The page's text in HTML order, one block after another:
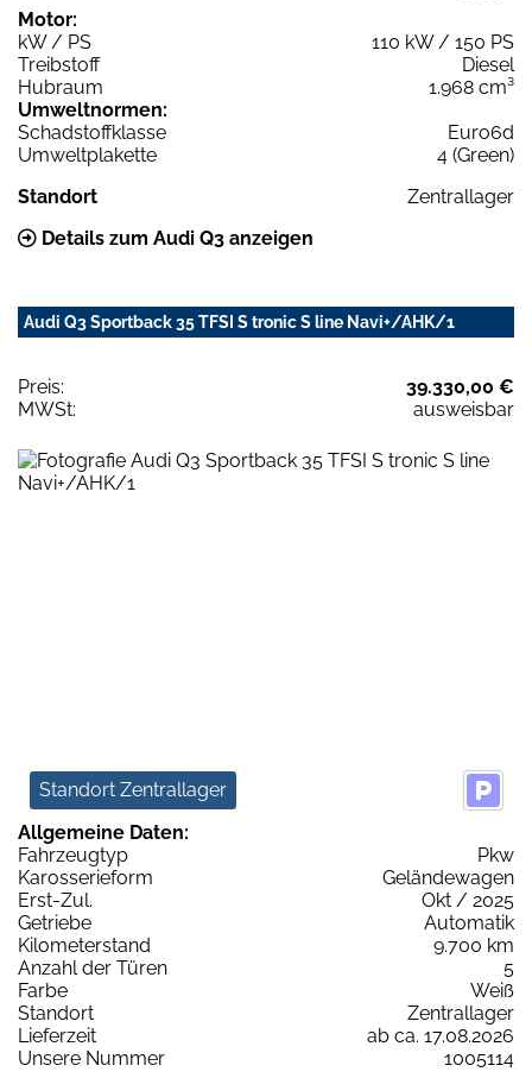
Motor:
kW / PS
110 kW / 150 PS
Treibstoff
Diesel
Hubraum
1.968 cm³
Umweltnormen:
Schadstoffklasse
Euro6d
Umweltplakette
4 (Green)
Standort
Zentrallager
Details zum Audi Q3 anzeigen
Audi Q3 Sportback 35 TFSI S tronic S line Navi+/AHK/1
Preis:
39.330,00 €
MWSt:
ausweisbar
Standort Zentrallager
Allgemeine Daten:
Fahrzeugtyp
Pkw
Karosserieform
Geländewagen
Erst-Zul.
Okt / 2025
Getriebe
Automatik
Kilometerstand
9.700 km
Anzahl der Türen
5
Farbe
Weiß
Standort
Zentrallager
Lieferzeit
ab ca. 17.08.2026
Unsere Nummer
1005114